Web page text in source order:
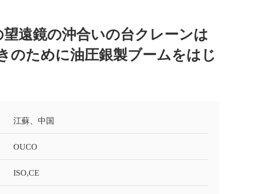
望遠鏡の沖合いの台クレーンは
のために油圧銀製ブームをはじ
江蘇、中国
OUCO
ISO,CE